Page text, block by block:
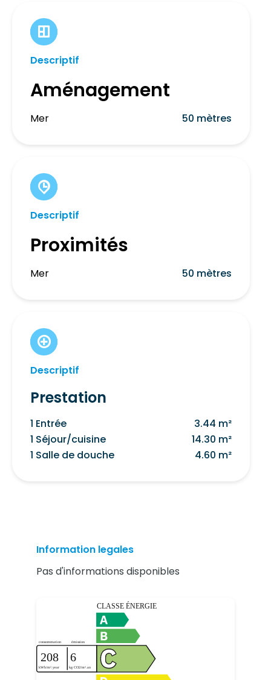
Descriptif
Aménagement
Mer 50 mètres
Descriptif
Proximités
Mer 50 mètres
Descriptif
Prestation
1 Entrée
3.44 m²
1 Séjour/cuisine
14.30 m²
1 Salle de douche
4.60 m²
Information legales
Pas d'informations disponibles